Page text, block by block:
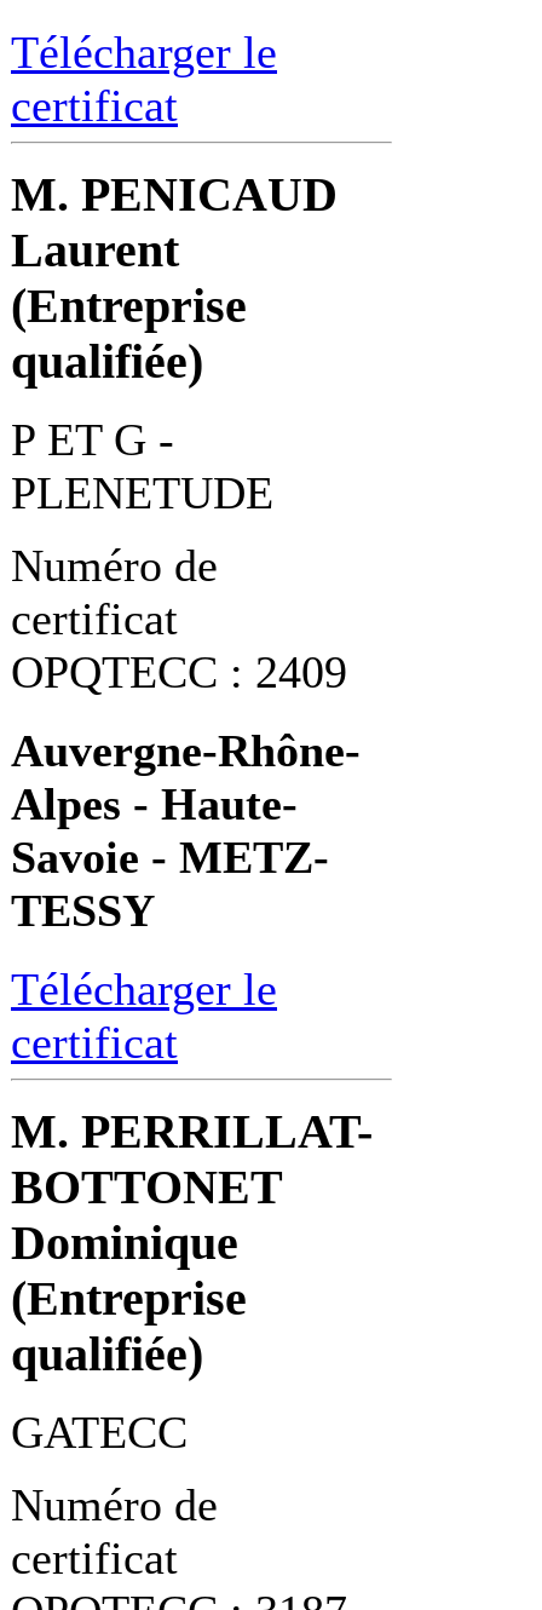
Télécharger le
certificat
M. PENICAUD
Laurent
(Entreprise
qualifiée)
P ET G -
PLENETUDE
Numéro de
certificat
OPQTECC : 2409
Auvergne-Rhône-
Alpes - Haute-
Savoie - METZ-
TESSY
Télécharger le
certificat
M. PERRILLAT-
BOTTONET
Dominique
(Entreprise
qualifiée)
GATECC
Numéro de
certificat